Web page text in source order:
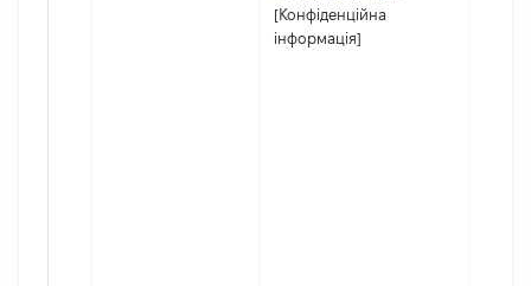
[Конфіденційна
інформація]